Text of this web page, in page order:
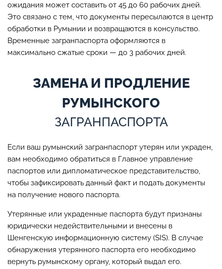
ожидания может составить от 45 до 60 рабочих дней.
Это связано с тем, что документы пересылаются в центр
обработки в Румынии и возвращаются в консульство.
Временные загранпаспорта оформляются в
максимально сжатые сроки — до 3 рабочих дней.
ЗАМЕНА И ПРОДЛЕНИЕ
РУМЫНСКОГО
ЗАГРАНПАСПОРТА
Если ваш румынский загранпаспорт утерян или украден,
вам необходимо обратиться в Главное управление
паспортов или дипломатическое представительство,
чтобы зафиксировать данный факт и подать документы
на получение нового паспорта.
Утерянные или украденные паспорта будут признаны
юридически недействительными и внесены в
Шенгенскую информационную систему (SIS). В случае
обнаружения утерянного паспорта его необходимо
вернуть румынскому органу, который выдал его.